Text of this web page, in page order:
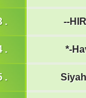
. --
. *-
.